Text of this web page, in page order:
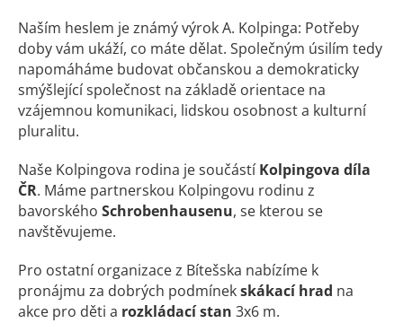
Naším heslem je známý výrok A. Kolpinga: Potřeby
doby vám ukáží, co máte dělat. Společným úsilím tedy
napomáháme budovat občanskou a demokraticky
smýšlející společnost na základě orientace na
vzájemnou komunikaci, lidskou osobnost a kulturní
pluralitu.
Naše Kolpingova rodina je součástíKolpingova díla
ČR. Máme partnerskou Kolpingovu rodinu z
bavorského Schrobenhausenu, se kterou se
navštěvujeme.
Pro ostatní organizace z Bítešska nabízíme k
pronájmu za dobrých podmínekskákací hrad na
akce pro děti a rozkládací stan 3x6 m.